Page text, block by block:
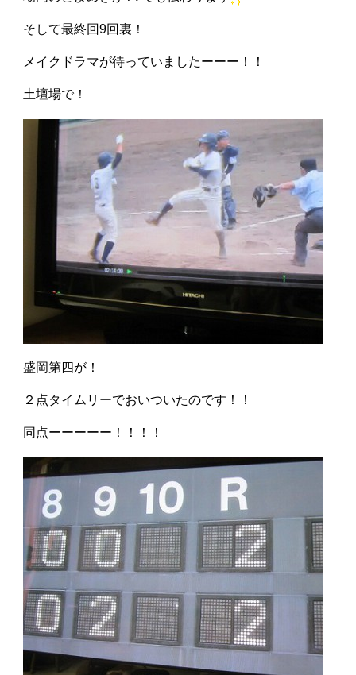
そして最終回9回裏！
メイクドラマが待っていましたーーー！！
土壇場で！
盛岡第四が！
２点タイムリーでおいついたのです！！
同点ーーーーー！！！！